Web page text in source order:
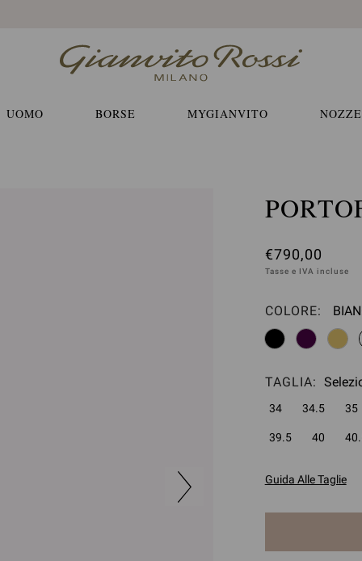
UOMO BORSE MYGIANVITO NOZZE
€790,00
Tasse e IVA incluse
COLORE:
TAGLIA:
34 34.5 35
39.5 40
Guida Alle Taglie